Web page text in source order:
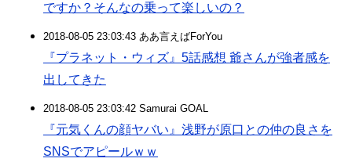
ですか？そんなの乗って楽しいの？
2018-08-05 23:03:43 ああ言えばForYou
『プラネット・ウィズ』5話感想 爺さんが強者感を
出してきた
2018-08-05 23:03:42 Samurai GOAL
『元気くんの顔ヤバい』浅野が原口との仲の良さを
SNSでアピールｗｗ